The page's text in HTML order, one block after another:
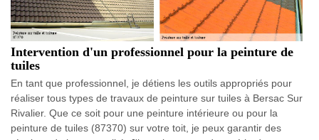
Intervention d'un professionnel pour la peinture de
tuiles
En tant que professionnel, je détiens les outils appropriés pour
réaliser tous types de travaux de peinture sur tuiles à Bersac Sur
Rivalier. Que ce soit pour une peinture intérieure ou pour la
peinture de tuiles (87370) sur votre toit, je peux garantir des